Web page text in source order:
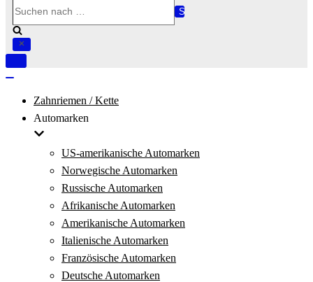
nach …
Navigation
Zahnriemen / Kette
Automarken
US-amerikanische Automarken
Norwegische Automarken
Russische Automarken
Afrikanische Automarken
Amerikanische Automarken
Italienische Automarken
Französische Automarken
Deutsche Automarken